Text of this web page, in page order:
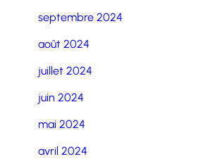
septembre 2024
août 2024
juillet 2024
juin 2024
mai 2024
avril 2024